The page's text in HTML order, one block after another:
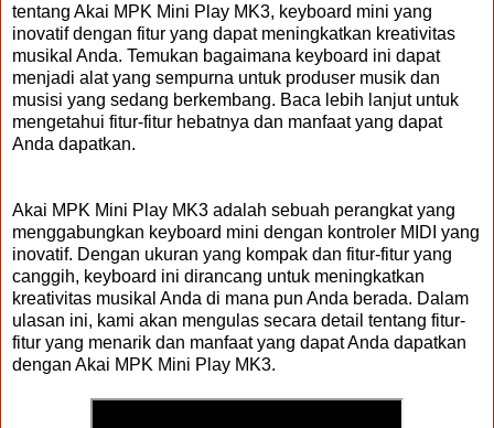
tentang Akai MPK Mini Play MK3, keyboard mini yang
inovatif dengan fitur yang dapat meningkatkan kreativitas
musikal Anda. Temukan bagaimana keyboard ini dapat
menjadi alat yang sempurna untuk produser musik dan
musisi yang sedang berkembang. Baca lebih lanjut untuk
mengetahui fitur-fitur hebatnya dan manfaat yang dapat
Anda dapatkan.
Akai MPK Mini Play MK3 adalah sebuah perangkat yang
menggabungkan keyboard mini dengan kontroler MIDI yang
inovatif. Dengan ukuran yang kompak dan fitur-fitur yang
canggih, keyboard ini dirancang untuk meningkatkan
kreativitas musikal Anda di mana pun Anda berada. Dalam
ulasan ini, kami akan mengulas secara detail tentang fitur-
fitur yang menarik dan manfaat yang dapat Anda dapatkan
dengan Akai MPK Mini Play MK3.